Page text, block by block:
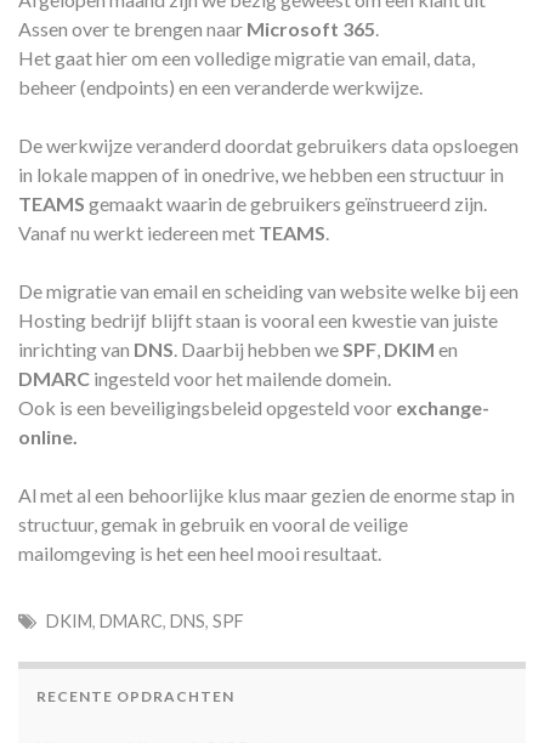
Assen over te brengen naar Microsoft 365.
Het gaat hier om een volledige migratie van email, data,
beheer (endpoints) en een veranderde werkwijze.
De werkwijze veranderd doordat gebruikers data opsloegen
in lokale mappen of in onedrive, we hebben een structuur in
TEAMS gemaakt waarin de gebruikers geïnstrueerd zijn.
Vanaf nu werkt iedereen met TEAMS.
De migratie van email en scheiding van website welke bij een
Hosting bedrijf blijft staan is vooral een kwestie van juiste
inrichting van DNS. Daarbij hebben weSPF, DKIM en
DMARC ingesteld voor het mailende domein.
Ook is een beveiligingsbeleid opgesteld voor exchange-
online.
Al met al een behoorlijke klus maar gezien de enorme stap in
structuur, gemak in gebruik en vooral de veilige
mailomgeving is het een heel mooi resultaat.
DKIM, DMARC, DNS, SPF
RECENTE OPDRACHTEN